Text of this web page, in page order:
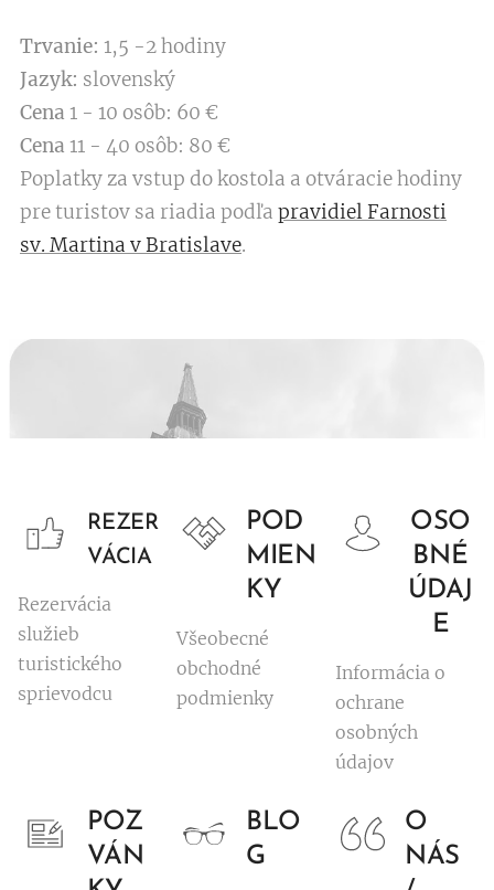
Trvanie: 1,5 -2 hodiny
Jazyk: slovenský
Cena 1 - 10 osôb: 60 €
Cena 11 - 40 osôb: 80 €
Poplatky za vstup do kostola a otváracie hodiny
pre turistov sa riadia podľa pravidiel Farnosti
sv. Martina v Bratislave.
REZER
VÁCIA
Rezervácia
služieb
turistického
sprievodcu
POD
MIEN
KY
Všeobecné
obchodné
podmienky
OSO
BNÉ
ÚDAJ
E
Informácia o
ochrane
osobných
údajov
POZ
VÁN
BLO
G
O
NÁS